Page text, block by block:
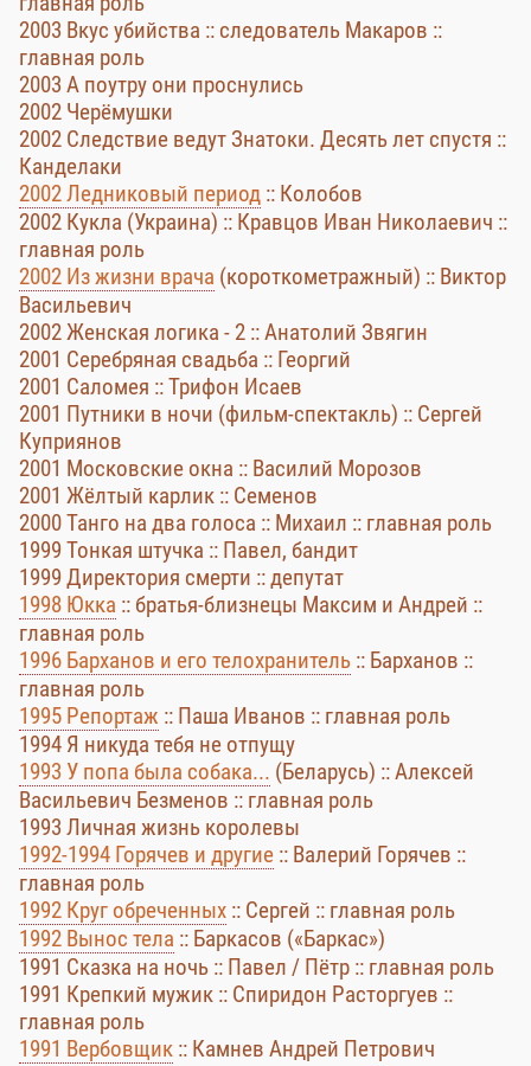
2003 Вкус убийства :: следователь Макаров ::
главная роль
2003 А поутру они проснулись
2002 Черёмушки
2002 Следствие ведут Знатоки. Десять лет спустя ::
Канделаки
2002 Ледниковый период :: Колобов
2002 Кукла (Украина) :: Кравцов Иван Николаевич ::
главная роль
2002 Из жизни врача (короткометражный) :: Виктор
Васильевич
2002 Женская логика - 2 :: Анатолий Звягин
2001 Серебряная свадьба :: Георгий
2001 Саломея :: Трифон Исаев
2001 Путники в ночи (фильм-спектакль) :: Сергей
Куприянов
2001 Московские окна :: Василий Морозов
2001 Жёлтый карлик :: Семенов
2000 Танго на два голоса :: Михаил :: главная роль
1999 Тонкая штучка :: Павел, бандит
1999 Директория смерти :: депутат
1998 Юкка :: братья-близнецы Максим и Андрей ::
главная роль
1996 Барханов и его телохранитель :: Барханов ::
главная роль
1995 Репортаж :: Паша Иванов :: главная роль
1994 Я никуда тебя не отпущу
1993 У попа была собака... (Беларусь) :: Алексей
Васильевич Безменов :: главная роль
1993 Личная жизнь королевы
1992-1994 Горячев и другие :: Валерий Горячев ::
главная роль
1992 Круг обреченных :: Сергей :: главная роль
1992 Вынос тела :: Баркасов («Баркас»)
1991 Сказка на ночь :: Павел / Пётр :: главная роль
1991 Крепкий мужик :: Спиридон Расторгуев ::
главная роль
1991 Вербовщик :: Камнев Андрей Петрович